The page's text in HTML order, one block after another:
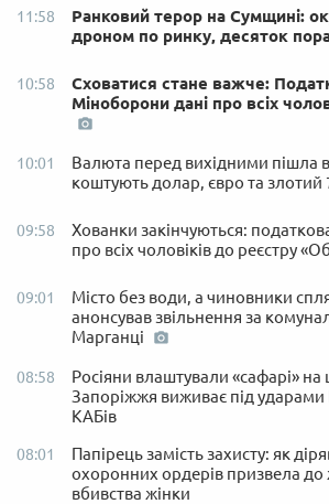
11:58
Ранковий терор на Сумщині:
дроном по ринку, десяток
10:58
Сховатися стане важче:
Міноборони дані про всіх
10:01
Валюта перед вихідними пішла
коштують долар, євро та злотий
09:58
Хованки закінчуються:
про всіх чоловіків до реєстру
09:01
Місто без води, а чиновники
анонсував звільнення за
Марганці
08:58
Росіяни влаштували «сафарі» на
Запоріжжя виживає під ударами
КАБів
08:01
Папірець замість захисту: як
охоронних ордерів призвела до
вбивства жінки